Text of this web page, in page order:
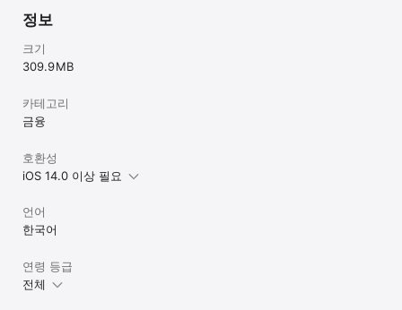
정보
크기
309.9 MB
카테고리
금융
호환성
iOS 14.0 이상 필요
언어
한국어
연령 등급
전체